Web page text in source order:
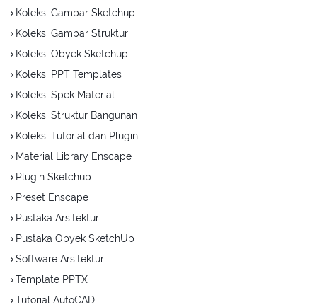
Koleksi Gambar Sketchup
Koleksi Gambar Struktur
Koleksi Obyek Sketchup
Koleksi PPT Templates
Koleksi Spek Material
Koleksi Struktur Bangunan
Koleksi Tutorial dan Plugin
Material Library Enscape
Plugin Sketchup
Preset Enscape
Pustaka Arsitektur
Pustaka Obyek SketchUp
Software Arsitektur
Template PPTX
Tutorial AutoCAD